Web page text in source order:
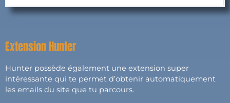
Extension Hunter
Hunter possède également une extension super
intéressante qui te permet d’obtenir automatiquement
les emails du site que tu parcours.